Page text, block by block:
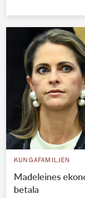
KUNGAFAMILJEN
Madeleines
betala